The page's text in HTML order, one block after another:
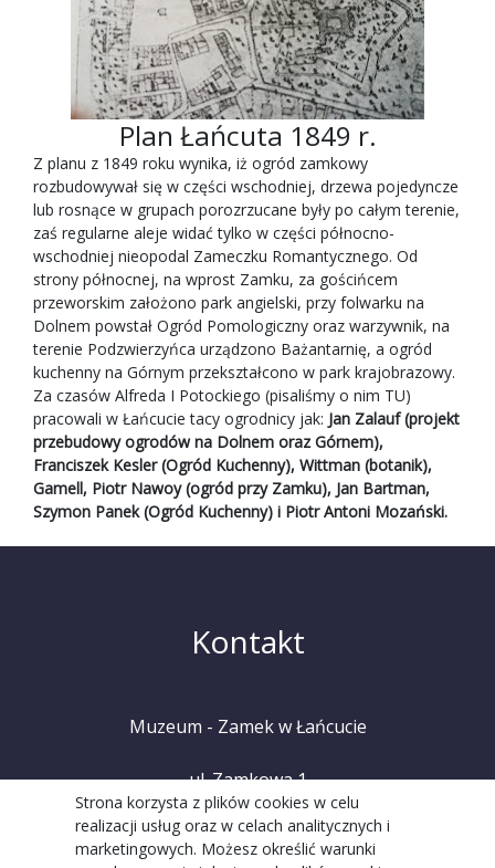
Plan Łańcuta 1849 r.
Z planu z 1849 roku wynika, iż ogród zamkowy
rozbudowywał się w części wschodniej, drzewa pojedyncze
lub rosnące w grupach porozrzucane były po całym terenie,
zaś regularne aleje widać tylko w części północno-
wschodniej nieopodal Zameczku Romantycznego. Od
strony północnej, na wprost Zamku, za gościńcem
przeworskim założono park angielski, przy folwarku na
Dolnem powstał Ogród Pomologiczny oraz warzywnik, na
terenie Podzwierzyńca urządzono Bażantarnię, a ogród
kuchenny na Górnym przekształcono w park krajobrazowy.
Za czasów Alfreda I Potockiego (pisaliśmy o nim TU)
pracowali w Łańcucie tacy ogrodnicy jak: Jan Zalauf (projekt
przebudowy ogrodów na Dolnem oraz Górnem),
Franciszek Kesler (Ogród Kuchenny), Wittman (botanik),
Gamell, Piotr Nawoy (ogród przy Zamku), Jan Bartman,
Szymon Panek (Ogród Kuchenny) i Piotr Antoni Mozański.
Strona korzysta z plików cookies w celu
realizacji usług oraz w celach analitycznych i
marketingowych. Możesz określić warunki
Kontakt
Muzeum - Zamek w Łańcucie
ul. Zamkowa 1
37-100 Łańcut